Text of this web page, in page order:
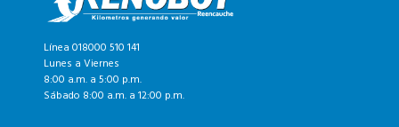
Línea 018000 510 141
Lunes a Viernes
8:00 a.m. a 5:00 p.m.
Sábado 8:00 a.m. a 12:00 p.m.